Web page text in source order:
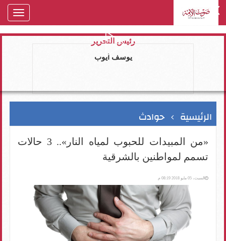
رئيس التحرير
يوسف ايوب
الرئيسية حوادث
«من المبيدات للحبوب لمياه النار».. 3 حالات
تسمم لمواطنين بالشرقية
السبت، 05 مايو 2018 08:19 م